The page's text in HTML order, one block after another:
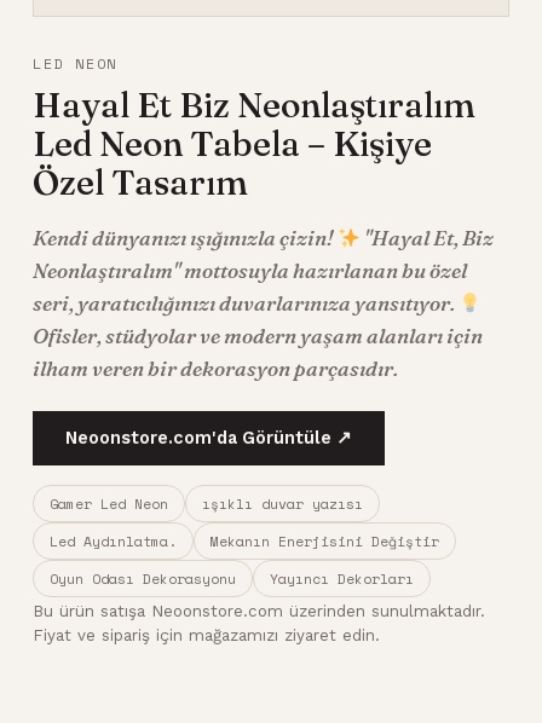
LED NEON
Hayal Et Biz Neonlaştıralım
Led Neon Tabela – Kişiye
Özel Tasarım
Kendi dünyanızı ışığınızla çizin! "Hayal Et,Biz
Neonlaştıralım" mottosuyla hazırlanan bu özel
seri,yaratıcılığınızı duvarlarınıza yansıtıyor.
Ofisler,stüdyolar ve modern yaşam alanları için
ilham veren bir dekorasyon parçasıdır.
Neoonstore.com'da Görüntüle ↗
Gamer Led Neon
ışıklı duvar yazısı
Led Aydınlatma.
Mekanın Enerjisini Değiştir
Oyun Odası Dekorasyonu
Yayıncı Dekorları
Bu ürün satışa Neoonstore.com üzerinden sunulmaktadır.
Fiyat ve sipariş için mağazamızı ziyaret edin.